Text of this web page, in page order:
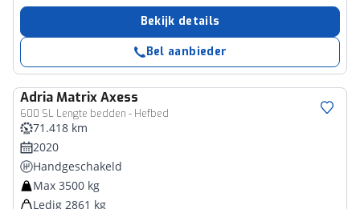
Bekijk details
Bel aanbieder
AdriaMatrix Axess
600 SL Lengte bedden - Hefbed
71.418 km
2020
Handgeschakeld
Max 3500 kg
Ledig 2861 kg